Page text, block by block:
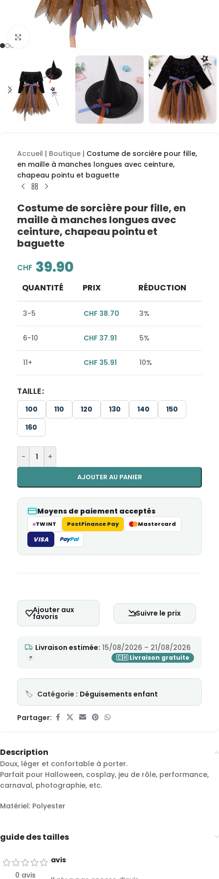
Cliquez pour agrandir
Accueil | Boutique | Costume de sorcière pour fille,
en maille à manches longues avec ceinture,
chapeau pointu et baguette
Costume de sorcière pour fille, en
maille à manches longues avec
ceinture, chapeau pointu et
baguette
CHF 39.90
QUANTITÉ PRIX RÉDUCTION
3-5 CHF 38.70 3%
6-10 CHF 37.91 5%
11+ CHF 35.91 10%
TAILLE
100 110 120 130 140
150
160
- +
AJOUTER AU PANIER
Alternative:
Moyens de paiement acceptés
TWINT PostFinance Pay Mastercard
VISA PayPal
Ajouter aux
favoris Suivre le prix
Livraison estimée: 15/08/2026 – 21/08/2026
Catégorie : Déguisements enfant
Partager:
Description
Doux, léger et confortable à porter.
Parfait pour Halloween, cosplay, jeu de rôle, performance,
carnaval, photographie, etc.
Matériel: Polyester
guide des tailles
0 avis
avis